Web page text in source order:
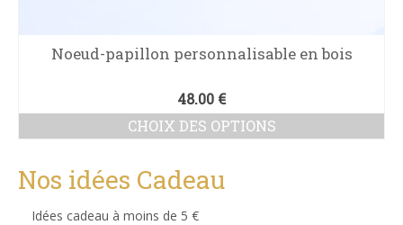
Noeud-papillon personnalisable en bois
48.00 €
CHOIX DES OPTIONS
a
Nos idées Cadeau
Idées cadeau à moins de 5 €